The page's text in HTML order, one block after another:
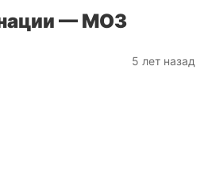
— МОЗ
5 лет назад